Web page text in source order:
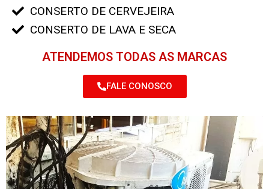
CONSERTO DE CERVEJEIRA
CONSERTO DE LAVA E SECA
ATENDEMOS TODAS AS MARCAS
FALE CONOSCO